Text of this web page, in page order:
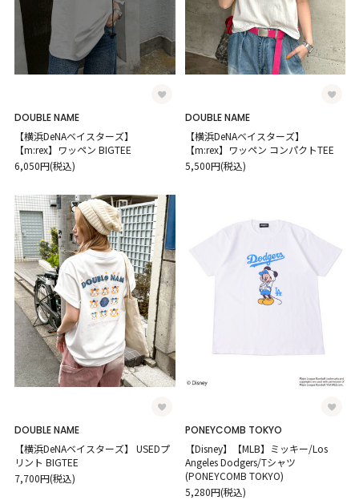
DOUBLE NAME
【横浜DeNAベイスターズ】
【m:rex】ワッペン BIGTEE
6,050円(税込)
DOUBLE NAME
【横浜DeNAベイスターズ】
【m:rex】ワッペン コンパクトTEE
5,500円(税込)
DOUBLE NAME
【横浜DeNAベイスターズ】 USEDプ
リント BIGTEE
7,700円(税込)
PONEYCOMB TOKYO
【Disney】【MLB】ミッキー/Los
Angeles Dodgers/Tシャツ
(PONEYCOMB TOKYO)
5,280円(税込)